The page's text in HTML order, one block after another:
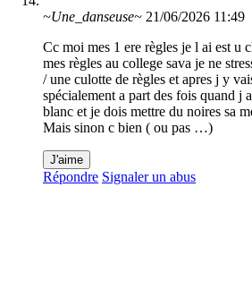
~Une_danseuse~ 21/06/2026 11:49
Cc moi mes 1 ere règles je l ai est u
mes règles au college sava je ne
/ une culotte de règles et apres j y
spécialement a part des fois quand j
blanc et je dois mettre du noires sa
Mais sinon c bien ( ou pas …)
J'aime
Répondre Signaler un abus